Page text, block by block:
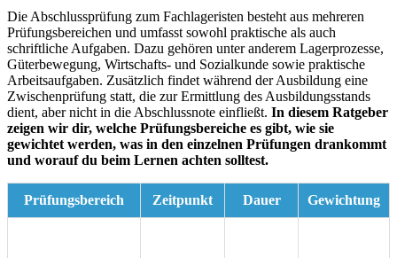
Die Abschlussprüfung zum Fachlageristen besteht aus mehreren
Prüfungsbereichen und umfasst sowohl praktische als auch
schriftliche Aufgaben. Dazu gehören unter anderem Lagerprozesse,
Güterbewegung, Wirtschafts- und Sozialkunde sowie praktische
Arbeitsaufgaben. Zusätzlich findet während der Ausbildung eine
Zwischenprüfung statt, die zur Ermittlung des Ausbildungsstands
dient, aber nicht in die Abschlussnote einfließt. In diesem Ratgeber
zeigen wir dir, welche Prüfungsbereiche es gibt, wie sie
gewichtet werden, was in den einzelnen Prüfungen drankommt
und worauf du beim Lernen achten solltest.
Prüfungsbereich Zeitpunkt Dauer Gewichtung